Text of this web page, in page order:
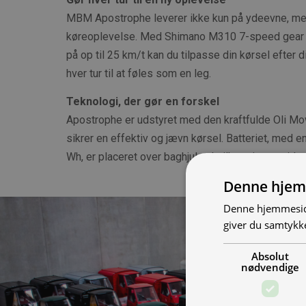
MBM Apostrophe leverer ikke kun på ydeevne,
køreoplevelse. Med Shimano M310 7-speed
på op til 25 km/t kan du tilpasse din kørsel efter
hver tur til at føles som en leg.
Teknologi, der gør en forskel
Apostrophe er udstyret med den kraftfulde Oli
sikrer en effektiv og jævn kørsel. Batteriet, med
Wh, er placeret over baghjulet, hvilket giver en
Denne
Denne
giver du
Absolut
nødvendige